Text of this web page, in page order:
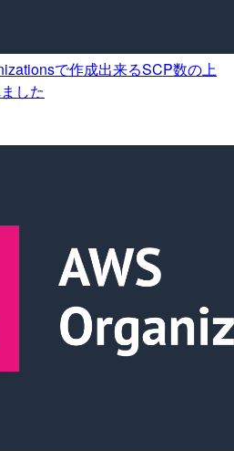
で作成出来るSCP数の上
した